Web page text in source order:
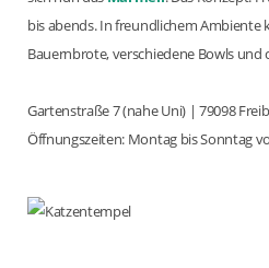
bis abends. In freundlichem
Bauernbrote, verschiedene Bowls und
Gartenstraße 7 (nahe Uni) | 79098
Öffnungszeiten: Montag bis Sonntag